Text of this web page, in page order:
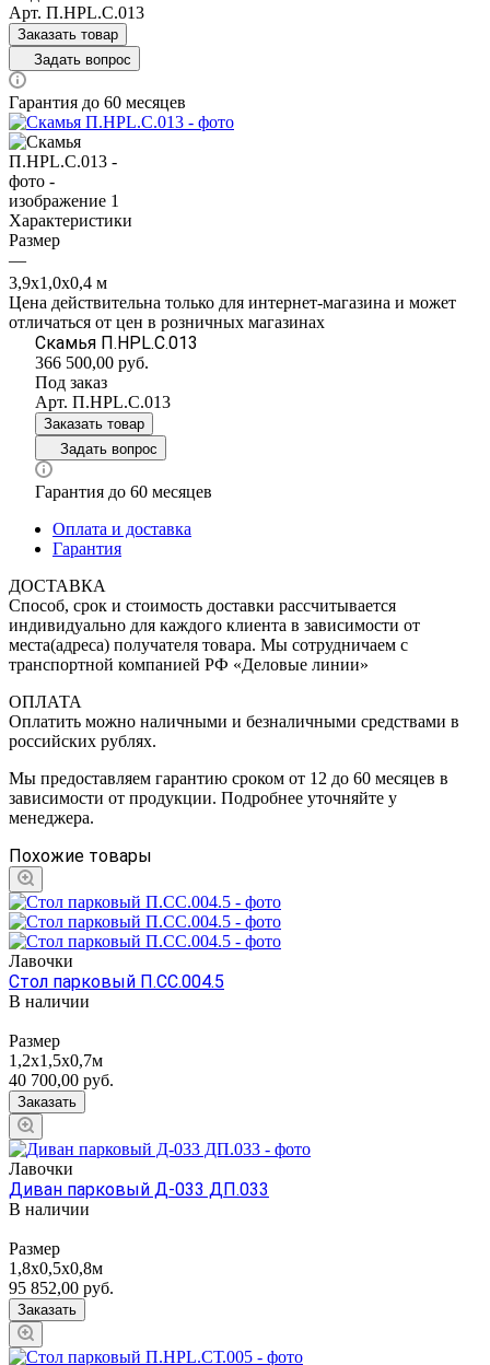
Арт. П.НРL.С.013
Заказать товар
Задать вопрос
Гарантия до 60 месяцев
Характеристики
Размер
—
3,9х1,0х0,4 м
Цена действительна только для интернет-магазина и может
отличаться от цен в розничных магазинах
Скамья П.НРL.С.013
366 500,00 руб.
Под заказ
Арт. П.НРL.С.013
Заказать товар
Задать вопрос
Гарантия до 60 месяцев
Оплата и доставка
Гарантия
ДОСТАВКА
Способ, срок и стоимость доставки рассчитывается
индивидуально для каждого клиента в зависимости от
места(адреса) получателя товара. Мы сотрудничаем с
транспортной компанией РФ «Деловые линии»
ОПЛАТА
Оплатить можно наличными и безналичными средствами в
российских рублях.
Мы предоставляем гарантию сроком от 12 до 60 месяцев в
зависимости от продукции. Подробнее уточняйте у
менеджера.
Похожие товары
Лавочки
Стол парковый П.СС.004.5
В наличии
Размер
1,2х1,5х0,7м
40 700,00 руб.
Заказать
Лавочки
Диван парковый Д-033 ДП.033
В наличии
Размер
1,8х0,5х0,8м
95 852,00 руб.
Заказать